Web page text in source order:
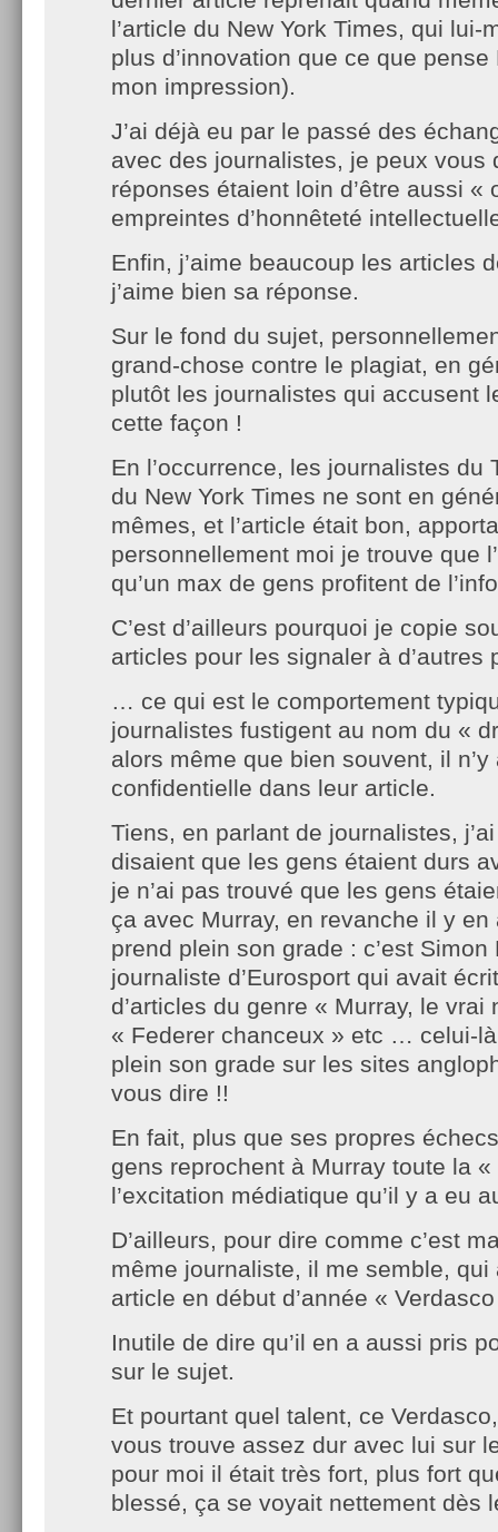
l’article du New York Times, qui lui-
plus d’innovation que ce que pense
mon impression).
J’ai déjà eu par le passé des
avec des journalistes, je peux vous
réponses étaient loin d’être aussi «
empreintes d’honnêteté
Enfin, j’aime beaucoup les articles
j’aime bien sa réponse.
Sur le fond du sujet,
grand-chose contre le plagiat, en
plutôt les journalistes qui accusent
cette façon !
En l’occurrence, les journalistes du
du New York Times ne sont en
mêmes, et l’article était bon,
personnellement moi je trouve que
qu’un max de gens profitent de
C’est d’ailleurs pourquoi je copie
articles pour les signaler à d’autres
… ce qui est le comportement
journalistes fustigent au nom du «
alors même que bien souvent, il
confidentielle dans leur article.
Tiens, en parlant de journalistes,
disaient que les gens étaient durs
je n’ai pas trouvé que les gens
ça avec Murray, en revanche il y en
prend plein son grade : c’est Simon
journaliste d’Eurosport qui avait
d’articles du genre « Murray, le vrai
« Federer chanceux » etc … celui-
plein son grade sur les sites
vous dire !!
En fait, plus que ses propres
gens reprochent à Murray toute la «
l’excitation médiatique qu’il y a eu
D’ailleurs, pour dire comme c’est
même journaliste, il me semble, qui
article en début d’année «
Inutile de dire qu’il en a aussi pris
sur le sujet.
Et pourtant quel talent, ce
vous trouve assez dur avec lui sur
pour moi il était très fort, plus fort
blessé, ça se voyait nettement dès